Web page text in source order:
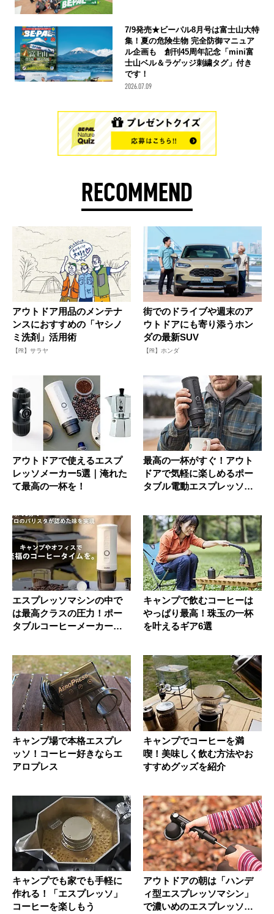
7/9発売★ビーパル8月号は富士山大特
集！夏の危険生物 完全防御マニュア
ル企画も 創刊45周年記念「mini富
士山ベル＆ラゲッジ刺繍タグ」付き
です！
2026.07.09
RECOMMEND
アウトドア用品のメンテナ
ンスにおすすめの「ヤシノ
ミ洗剤」活用術
【PR】サラヤ
街でのドライブや週末のア
ウトドアにも寄り添うホン
ダの最新SUV
【PR】ホンダ
アウトドアで使えるエスプ
レッソメーカー5選｜淹れた
て最高の一杯を！
最高の一杯がすぐ！アウト
ドアで気軽に楽しめるポー
タブル電動エスプレッソマ
エスプレッソマシンの中で
は最高クラスの圧力！ポー
タブルコーヒーメーカー「O
キャンプで飲むコーヒーは
やっぱり最高！珠玉の一杯
を叶えるギア6選
キャンプ場で本格エスプレ
ッソ！コーヒー好きならエ
アロプレス
キャンプでコーヒーを満
喫！美味しく飲む方法やお
すすめグッズを紹介
キャンプでも家でも手軽に
作れる！「エスプレッソ」
コーヒーを楽しもう
アウトドアの朝は「ハンデ
ィ型エスプレッソマシン」
で濃いめのエスプレッソ